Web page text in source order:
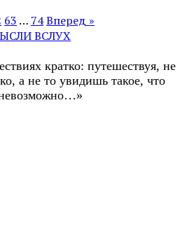
63 … 74Вперед »
ВСЛУХ
кратко: путешествуя, не
а не то увидишь такое, что